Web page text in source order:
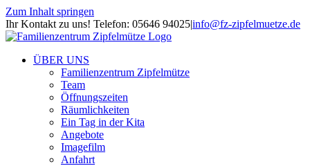
Zum Inhalt springen
Ihr Kontakt zu uns! Telefon: 05646 94025|info@fz-zipfelmuetze.de
ÜBER UNS
Familienzentrum Zipfelmütze
Team
Öffnungszeiten
Räumlichkeiten
Ein Tag in der Kita
Angebote
Imagefilm
Anfahrt